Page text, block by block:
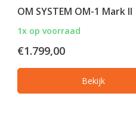
OM SYSTEM OM-1 Mark II
1x op voorraad
€1.799,00
Bekijk